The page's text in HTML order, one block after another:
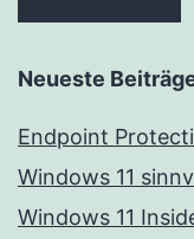
Neueste
Endpoint
Windows 11
Windows 11